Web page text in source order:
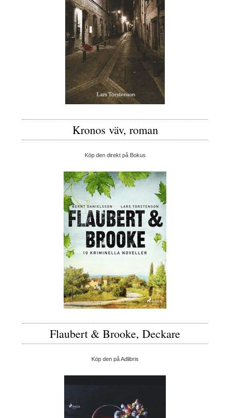
Kronos väv, roman
Köp den direkt på Bokus
Flaubert & Brooke, Deckare
Köp den på Adlibris